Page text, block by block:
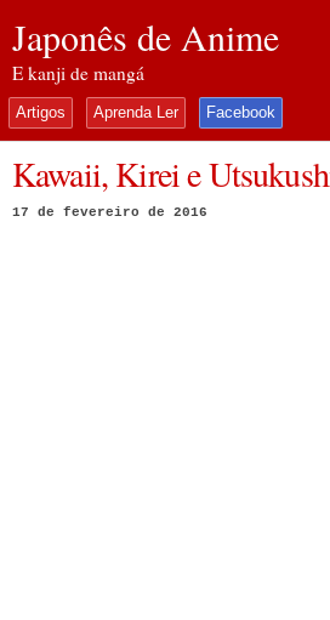
Japonês de Anime
E kanji de mangá
Artigos Aprenda Ler Facebook
Kawaii, Kirei e
17 de fevereiro de 2016